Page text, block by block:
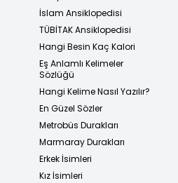
İslam Ansiklopedisi
TÜBİTAK Ansiklopedisi
Hangi Besin Kaç Kalori
Eş Anlamlı Kelimeler
Sözlüğü
Hangi Kelime Nasıl Yazılır?
En Güzel Sözler
Metrobüs Durakları
Marmaray Durakları
Erkek İsimleri
Kız İsimleri